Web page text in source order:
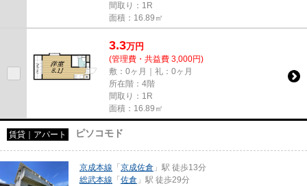
間取り：1R
面積：16.89㎡
3.3万円
(管理費・共益費 3,000円)
敷：0ヶ月｜礼：0ヶ月
所在階：4階
間取り：1R
面積：16.89㎡
賃貸｜アパート ピソコモド
京成本線 「 京成佐倉 」駅 徒歩13分
総武本線 「 佐倉 」駅 徒歩29分